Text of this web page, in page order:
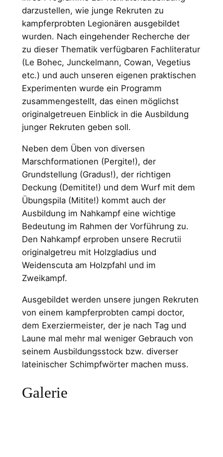
darzustellen, wie junge Rekruten zu
kampferprobten Legionären ausgebildet
wurden. Nach eingehender Recherche der
zu dieser Thematik verfügbaren Fachliteratur
(Le Bohec, Junckelmann, Cowan, Vegetius
etc.) und auch unseren eigenen praktischen
Experimenten wurde ein Programm
zusammengestellt, das einen möglichst
originalgetreuen Einblick in die Ausbildung
junger Rekruten geben soll.
Neben dem Üben von diversen
Marschformationen (Pergite!), der
Grundstellung (Gradus!), der richtigen
Deckung (Demitite!) und dem Wurf mit dem
Übungspila (Mitite!) kommt auch der
Ausbildung im Nahkampf eine wichtige
Bedeutung im Rahmen der Vorführung zu.
Den Nahkampf erproben unsere Recrutii
originalgetreu mit Holzgladius und
Weidenscuta am Holzpfahl und im
Zweikampf.
Ausgebildet werden unsere jungen Rekruten
von einem kampferprobten campi doctor,
dem Exerziermeister, der je nach Tag und
Laune mal mehr mal weniger Gebrauch von
seinem Ausbildungsstock bzw. diverser
lateinischer Schimpfwörter machen muss.
Galerie